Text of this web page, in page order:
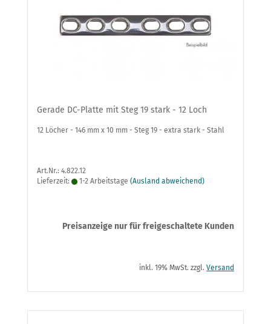
Gerade DC-Platte mit Steg 19 stark - 12 Loch
12 Löcher - 146 mm x 10 mm - Steg 19 - extra stark - Stahl
Art.Nr.: 4.822.12
Lieferzeit:
1-2 Arbeitstage (Ausland abweichend)
Preisanzeige nur für freigeschaltete Kunden
inkl. 19% MwSt. zzgl. Versand